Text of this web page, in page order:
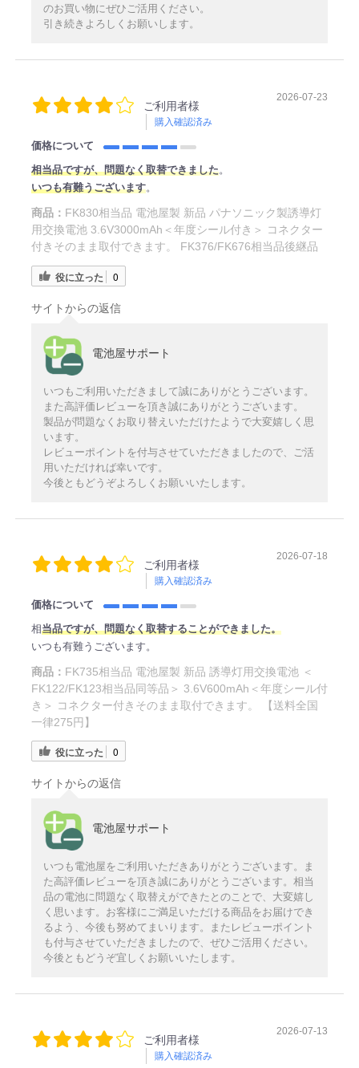
のお買い物にぜひご活用ください。
引き続きよろしくお願いします。
ご利用者様
購入確認済み
2026-07-23
価格について
相当品ですが、問題なく取替できました。
いつも有難うございます。
商品： FK830相当品 電池屋製 新品 パナソニック製誘導灯
用交換電池 3.6V3000mAh＜年度シール付き＞ コネクター
付きそのまま取付できます。 FK376/FK676相当品後継品
役に立った 0
サイトからの返信
電池屋サポート
いつもご利用いただきまして誠にありがとうございます。
また高評価レビューを頂き誠にありがとうございます。
製品が問題なくお取り替えいただけたようで大変嬉しく思
います。
レビューポイントを付与させていただきましたので、ご活
用いただければ幸いです。
今後ともどうぞよろしくお願いいたします。
ご利用者様
購入確認済み
2026-07-18
価格について
相当品ですが、問題なく取替することができました。
いつも有難うございます。
商品： FK735相当品 電池屋製 新品 誘導灯用交換電池 ＜
FK122/FK123相当品同等品＞ 3.6V600mAh＜年度シール付
き＞ コネクター付きそのまま取付できます。 【送料全国
一律275円】
役に立った 0
サイトからの返信
電池屋サポート
いつも電池屋をご利用いただきありがとうございます。ま
た高評価レビューを頂き誠にありがとうございます。相当
品の電池に問題なく取替えができたとのことで、大変嬉し
く思います。お客様にご満足いただける商品をお届けでき
るよう、今後も努めてまいります。またレビューポイント
も付与させていただきましたので、ぜひご活用ください。
今後ともどうぞ宜しくお願いいたします。
ご利用者様
購入確認済み
2026-07-13